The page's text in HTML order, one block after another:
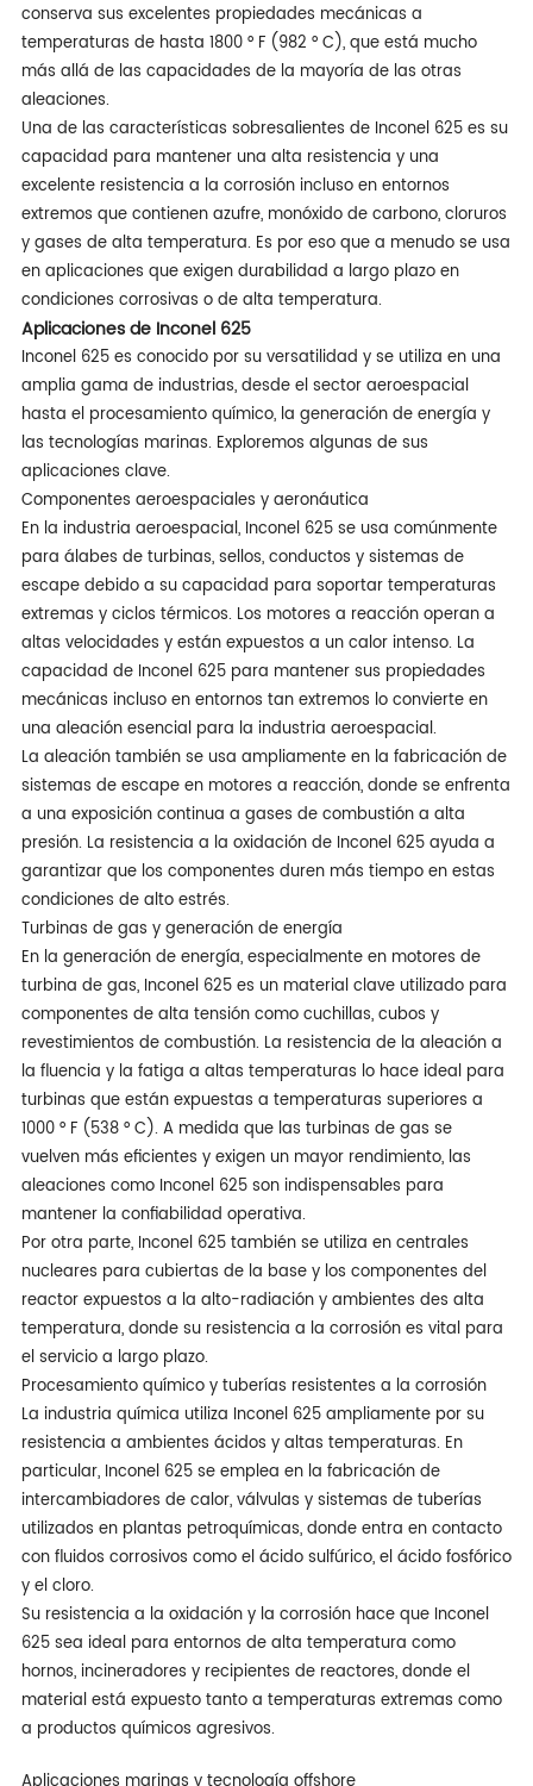
conserva sus excelentes propiedades mecánicas a
temperaturas de hasta 1800 ° F (982 ° C), que está mucho
más allá de las capacidades de la mayoría de las otras
aleaciones.
Una de las características sobresalientes de Inconel 625 es su
capacidad para mantener una alta resistencia y una
excelente resistencia a la corrosión incluso en entornos
extremos que contienen azufre, monóxido de carbono, cloruros
y gases de alta temperatura. Es por eso que a menudo se usa
en aplicaciones que exigen durabilidad a largo plazo en
condiciones corrosivas o de alta temperatura.
Aplicaciones de Inconel 625
Inconel 625 es conocido por su versatilidad y se utiliza en una
amplia gama de industrias, desde el sector aeroespacial
hasta el procesamiento químico, la generación de energía y
las tecnologías marinas. Exploremos algunas de sus
aplicaciones clave.
Componentes aeroespaciales y aeronáutica
En la industria aeroespacial, Inconel 625 se usa comúnmente
para álabes de turbinas, sellos, conductos y sistemas de
escape debido a su capacidad para soportar temperaturas
extremas y ciclos térmicos. Los motores a reacción operan a
altas velocidades y están expuestos a un calor intenso. La
capacidad de Inconel 625 para mantener sus propiedades
mecánicas incluso en entornos tan extremos lo convierte en
una aleación esencial para la industria aeroespacial.
La aleación también se usa ampliamente en la fabricación de
sistemas de escape en motores a reacción, donde se enfrenta
a una exposición continua a gases de combustión a alta
presión. La resistencia a la oxidación de Inconel 625 ayuda a
garantizar que los componentes duren más tiempo en estas
condiciones de alto estrés.
Turbinas de gas y generación de energía
En la generación de energía, especialmente en motores de
turbina de gas, Inconel 625 es un material clave utilizado para
componentes de alta tensión como cuchillas, cubos y
revestimientos de combustión. La resistencia de la aleación a
la fluencia y la fatiga a altas temperaturas lo hace ideal para
turbinas que están expuestas a temperaturas superiores a
1000 ° F (538 ° C). A medida que las turbinas de gas se
vuelven más eficientes y exigen un mayor rendimiento, las
aleaciones como Inconel 625 son indispensables para
mantener la confiabilidad operativa.
Por otra parte, Inconel 625 también se utiliza en centrales
nucleares para cubiertas de la base y los componentes del
reactor expuestos a la alto-radiación y ambientes des alta
temperatura, donde su resistencia a la corrosión es vital para
el servicio a largo plazo.
Procesamiento químico y tuberías resistentes a la corrosión
La industria química utiliza Inconel 625 ampliamente por su
resistencia a ambientes ácidos y altas temperaturas. En
particular, Inconel 625 se emplea en la fabricación de
intercambiadores de calor, válvulas y sistemas de tuberías
utilizados en plantas petroquímicas, donde entra en contacto
con fluidos corrosivos como el ácido sulfúrico, el ácido fosfórico
y el cloro.
Su resistencia a la oxidación y la corrosión hace que Inconel
625 sea ideal para entornos de alta temperatura como
hornos, incineradores y recipientes de reactores, donde el
material está expuesto tanto a temperaturas extremas como
a productos químicos agresivos.